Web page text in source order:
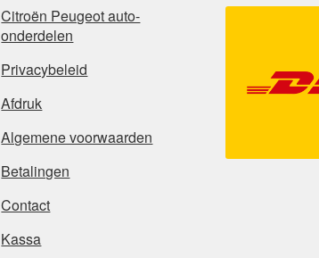
Citroën Peugeot auto-
onderdelen
Privacybeleid
Afdruk
Algemene voorwaarden
Betalingen
Contact
Kassa